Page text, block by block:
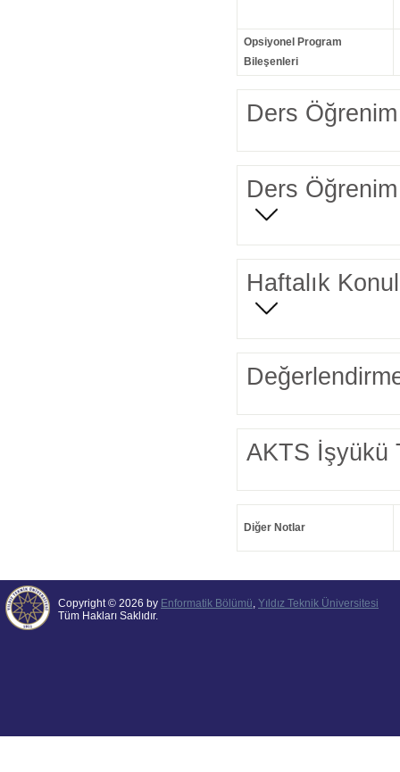
Opsiyonel Program
Bileşenleri
Ders Öğrenim
Ders Öğrenim
Haftalık
AKTS İşyükü
Diğer Notlar
Copyright © 2026 by Enformatik Bölümü, Yıldız Teknik Üniversitesi
Tüm Hakları Saklıdır.